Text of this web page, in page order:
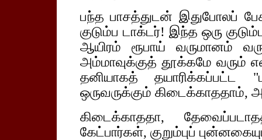
பந்த பாசத்துடன் இதுபோலப்
குடும்ப டாக்டர்! இந்த ஒரு
ஆயிரம் ரூபாய் வருமானம்
அம்மாவுக்குத் தூக்கமே வரும்
தனியாகத் தயாரிக்கப்பட்ட
ஒருவருக்கும் கிடைக்காததாம்,
கிடைக்காததா,
கேட்பார்கள், குறும்புப்